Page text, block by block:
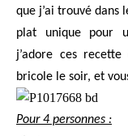
que j’ai trouvé dans
plat unique pour
j’adore ces
bricole le soir, et
Pour 4 personnes :